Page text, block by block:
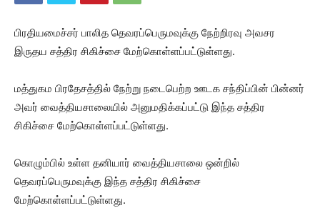
பிரதியமைச்சர் பாலித தெவரப்பெருமவுக்கு நேற்றிரவு அவசர
இருதய சத்திர சிகிச்சை மேற்கொள்ளப்பட்டுள்ளது.
மத்துகம பிரதேசத்தில் நேற்று நடைபெற்ற ஊடக சந்திப்பின் பின்னர்
அவர் வைத்தியசாலையில் அனுமதிக்கப்பட்டு இந்த சத்திர
சிகிச்சை மேற்கொள்ளப்பட்டுள்ளது.
கொழும்பில் உள்ள தனியார் வைத்தியசாலை ஒன்றில்
தெவரப்பெருமவுக்கு இந்த சத்திர சிகிச்சை
மேற்கொள்ளப்பட்டுள்ளது.